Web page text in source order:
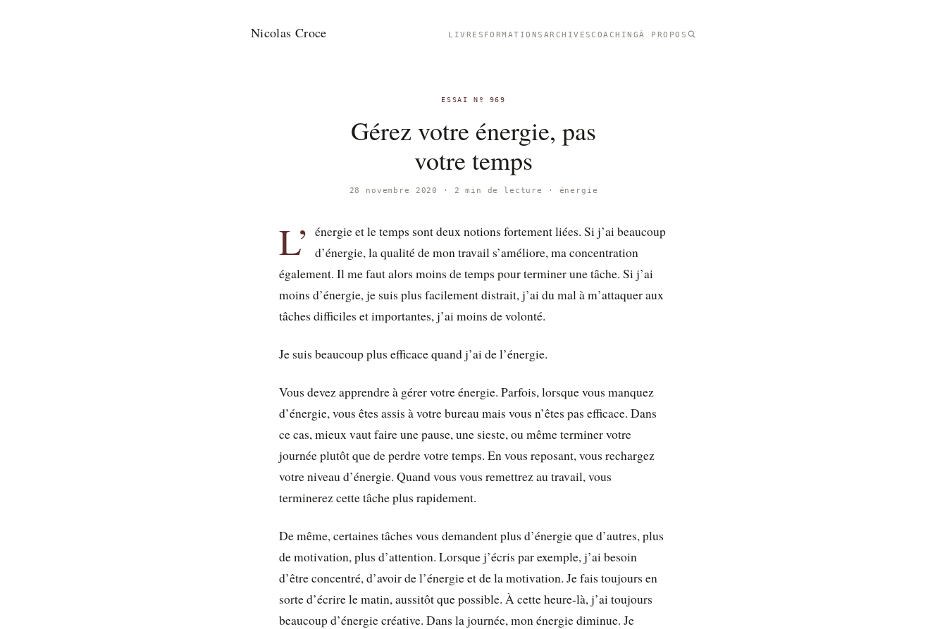
Nicolas Croce LIVRES FORMATIONS ARCHIVESCOACHINGÀ PROPOS
ESSAI Nº 969
Gérez votre énergie, pas
votre temps
28 novembre 2020 · 2 min de lecture · énergie
L’ énergie et le temps sont deux notions fortement liées. Si j’ai beaucoup
d’énergie, la qualité de mon travail s’améliore, ma concentration
également. Il me faut alors moins de temps pour terminer une tâche. Si j’ai
moins d’énergie, je suis plus facilement distrait, j’ai du mal à m’attaquer aux
tâches difficiles et importantes, j’ai moins de volonté.
Je suis beaucoup plus efficace quand j’ai de l’énergie.
Vous devez apprendre à gérer votre énergie. Parfois, lorsque vous manquez
d’énergie, vous êtes assis à votre bureau mais vous n’êtes pas efficace. Dans
ce cas, mieux vaut faire une pause, une sieste, ou même terminer votre
journée plutôt que de perdre votre temps. En vous reposant, vous rechargez
votre niveau d’énergie. Quand vous vous remettrez au travail, vous
terminerez cette tâche plus rapidement.
De même, certaines tâches vous demandent plus d’énergie que d’autres, plus
de motivation, plus d’attention. Lorsque j’écris par exemple, j’ai besoin
d’être concentré, d’avoir de l’énergie et de la motivation. Je fais toujours en
sorte d’écrire le matin, aussitôt que possible. À cette heure-là, j’ai toujours
beaucoup d’énergie créative. Dans la journée, mon énergie diminue. Je